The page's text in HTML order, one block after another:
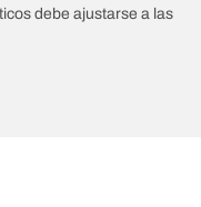
debe ajustarse a las